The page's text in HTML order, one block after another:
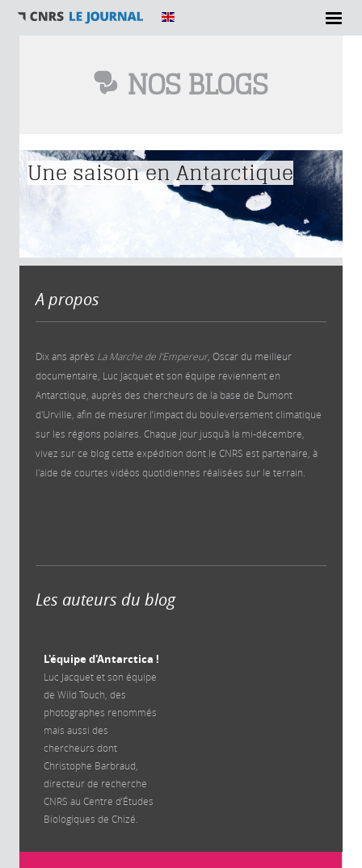
NOS BLOGS
Vous êtes ici
Une saison en Antarctique
A propos
Dix ans après La Marche de l’Empereur, Oscar du meilleur
documentaire, Luc Jacquet et son équipe reviennent en
Antarctique, auprès des chercheurs de la base de Dumont
d'Urville, afin de mesurer l’impact du bouleversement climatique
sur les régions polaires. Chaque jour jusqu'à la mi-décembre,
vivez sur ce blog cette expédition dont le CNRS est partenaire, à
l'aide de courtes vidéos quotidiennes réalisées sur le terrain.
Les auteurs du blog
L'équipe d'Antarctica !
Luc Jacquet et son équipe
de Wild Touch, des
photographes renommés
mais aussi des
chercheurs dont
Christophe Barbraud,
directeur de recherche
CNRS au Centre d’Études
Biologiques de Chizé.